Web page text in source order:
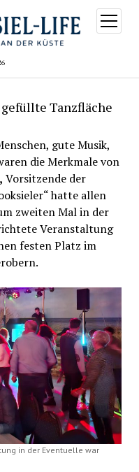
Menü
öffnen
Tanzfläche
gute Musik,
die Merkmale von
Vorsitzende der
hatte allen
zweiten Mal in der
Veranstaltung
festen Platz im
in der Eventuelle war